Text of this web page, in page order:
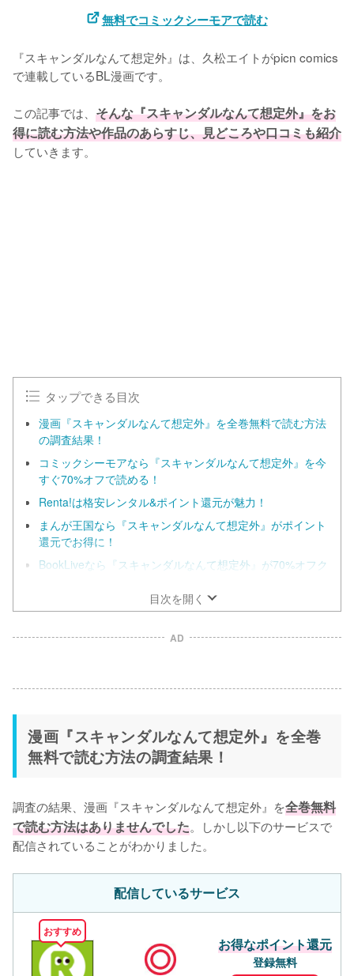
無料でコミックシーモアで読む
『スキャンダルなんて想定外』は、久松エイトがpicn comics
で連載しているBL漫画です。
この記事では、 そんな『スキャンダルなんて想定外』をお
得に読む方法や作品のあらすじ、見どころや口コミも紹介
していきます。
タップできる目次
漫画『スキャンダルなんて想定外』を全巻無料で読む方法
の調査結果！
コミックシーモアなら『スキャンダルなんて想定外』を今
すぐ70%オフで読める！
Renta!は格安レンタル&ポイント還元が魅力！
まんが王国なら『スキャンダルなんて想定外』がポイント
還元でお得に！
BookLiveなら『スキャンダルなんて想定外』が70%オフク
目次を開く
AD
漫画『スキャンダルなんて想定外』を全巻
無料で読む方法の調査結果！
調査の結果、漫画『スキャンダルなんて想定外』を全巻無料
で読む方法はありませんでした。しかし以下のサービスで
配信されていることがわかりました。
配信しているサービス
おすすめ
お得なポイント還元
登録無料